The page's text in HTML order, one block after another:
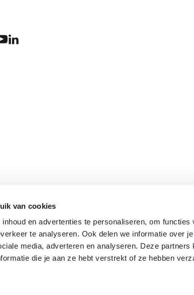
van cookies
en advertenties te personaliseren, om functies
te analyseren. Ook delen we informatie over
media, adverteren en analyseren. Deze partners
die je aan ze hebt verstrekt of ze hebben